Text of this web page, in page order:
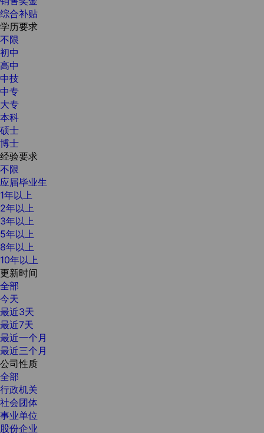
综合补贴
学历要求
不限
初中
高中
中技
中专
大专
本科
硕士
博士
经验要求
不限
应届毕业生
1年以上
2年以上
3年以上
5年以上
8年以上
10年以上
更新时间
全部
今天
最近3天
最近7天
最近一个月
最近三个月
公司性质
全部
行政机关
社会团体
事业单位
股份企业